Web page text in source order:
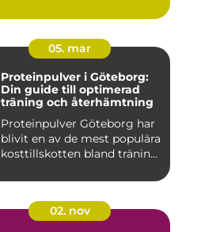
05. mar
Proteinpulver i Göteborg:
Din guide till optimerad
träning och återhämtning
Proteinpulver Göteborg har
blivit en av de mest populära
kosttillskotten bland tränin...
02. nov